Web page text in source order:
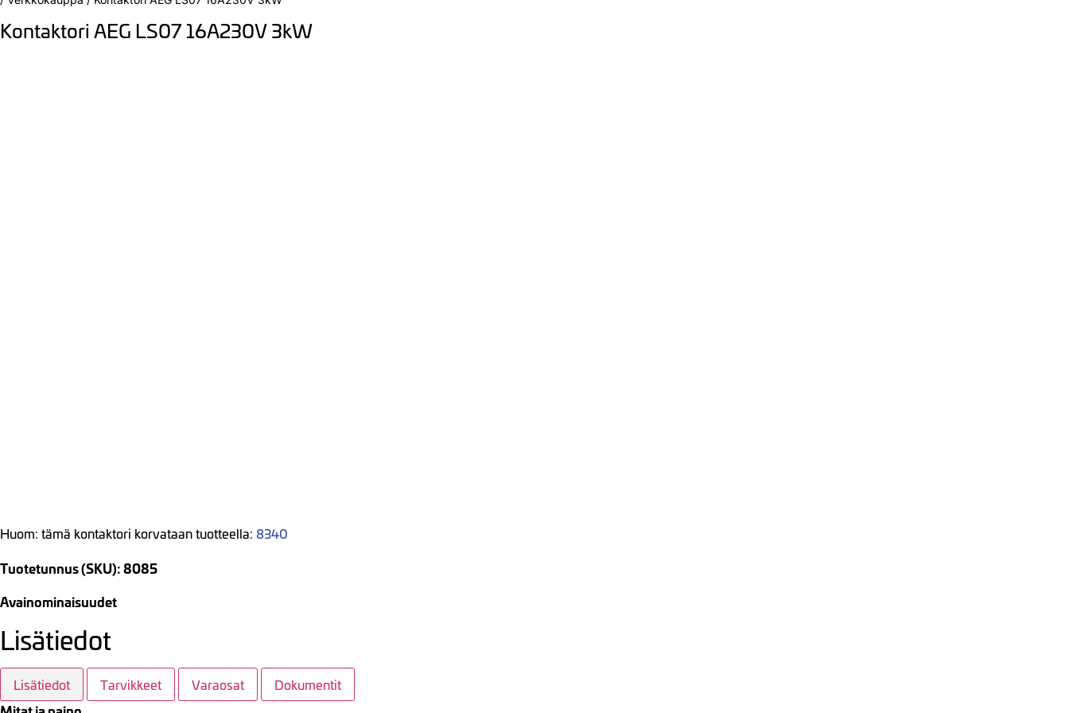
Kontaktori AEG LS07 16A230V 3kW
Huom: tämä kontaktori korvataan tuotteella: 8340
Tuotetunnus (SKU): 8085
Avainominaisuudet
Lisätiedot
Lisätiedot Tarvikkeet Varaosat Dokumentit